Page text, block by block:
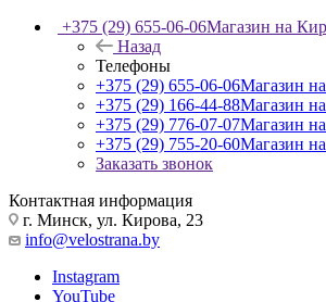
+375 (29) 655-06-06Магазин на
Назад
Телефоны
+375 (29) 655-06-06Магазин
+375 (29) 166-44-88Магазин
+375 (29) 776-07-07Магазин
+375 (29) 755-20-60Магазин
Заказать звонок
Контактная информация
г. Минск, ул. Кирова, 23
info@velostrana.by
Instagram
YouTube